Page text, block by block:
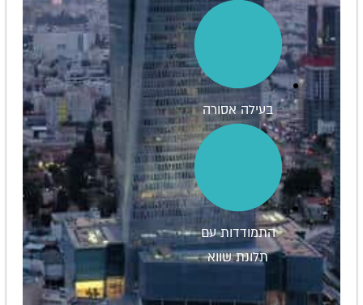
בעילה אסורה
התמודדות עם
תלונת שווא